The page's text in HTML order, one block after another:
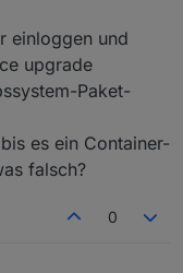
Betriebssystems
der
koppeln.
zeigt nur an was
dass bei
Warteschleife
mit gesonderten
Also setht
Bei dem
einloggen und
upgrade
Paket-
es ein Container-
falsch?
0